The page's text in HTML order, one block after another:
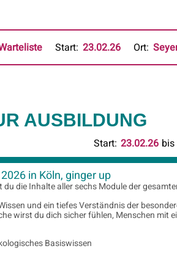
Start: 23.02.26 Ort:
AUSBILDUNG
Start: 23.02.26 bis
in Köln, ginger up
die Inhalte aller sechs Module der
und ein tiefes Verständnis der
wirst du dich sicher fühlen, Menschen
Basiswissen